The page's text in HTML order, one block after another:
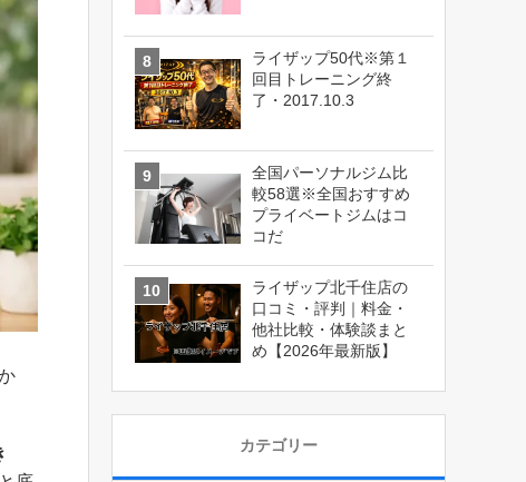
ライザップ50代※第１
回目トレーニング終
了・2017.10.3
全国パーソナルジム比
較58選※全国おすすめ
プライベートジムはコ
コだ
ライザップ北千住店の
口コミ・評判｜料金・
他社比較・体験談まと
め【2026年最新版】
カテゴリー